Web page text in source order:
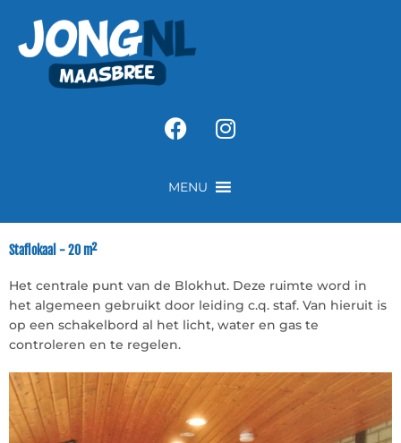
FacebookInstagram
MENU
Staflokaal - 20 m²
Het centrale punt van de Blokhut. Deze ruimte word in
het algemeen gebruikt door leiding c.q. staf. Van hieruit is
op een schakelbord al het licht, water en gas te
controleren en te regelen.